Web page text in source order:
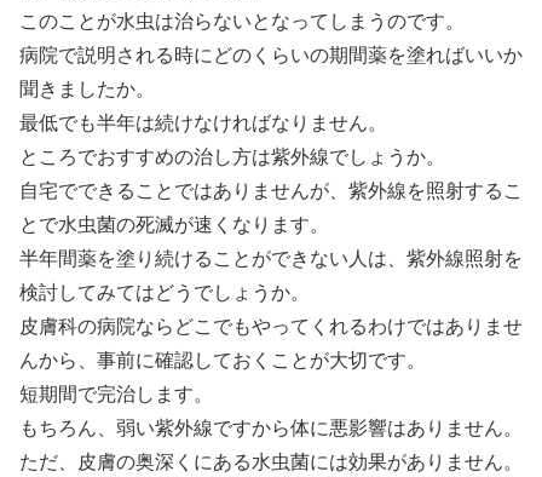
このことが水虫は治らないとなってしまうのです。
病院で説明される時にどのくらいの期間薬を塗ればいいか
聞きましたか。
最低でも半年は続けなければなりません。
ところでおすすめの治し方は紫外線でしょうか。
自宅でできることではありませんが、紫外線を照射するこ
とで水虫菌の死滅が速くなります。
半年間薬を塗り続けることができない人は、紫外線照射を
検討してみてはどうでしょうか。
皮膚科の病院ならどこでもやってくれるわけではありませ
んから、事前に確認しておくことが大切です。
短期間で完治します。
もちろん、弱い紫外線ですから体に悪影響はありません。
ただ、皮膚の奥深くにある水虫菌には効果がありません。